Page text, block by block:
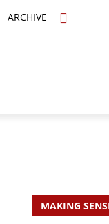
ARCHIVE
MAKING